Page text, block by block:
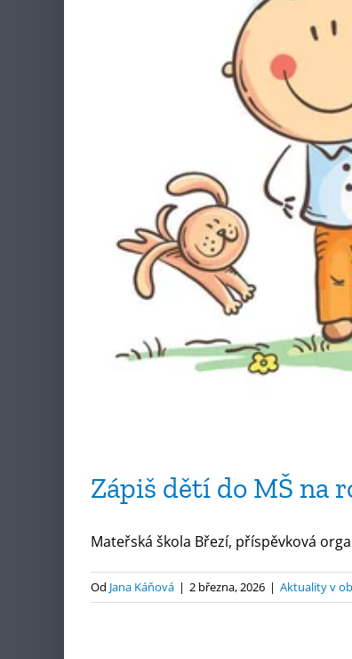
Zápiš dětí do MŠ na
Mateřská škola Březí, příspěvková
Od Jana Káňová | 2 března, 2026 | Aktuality v